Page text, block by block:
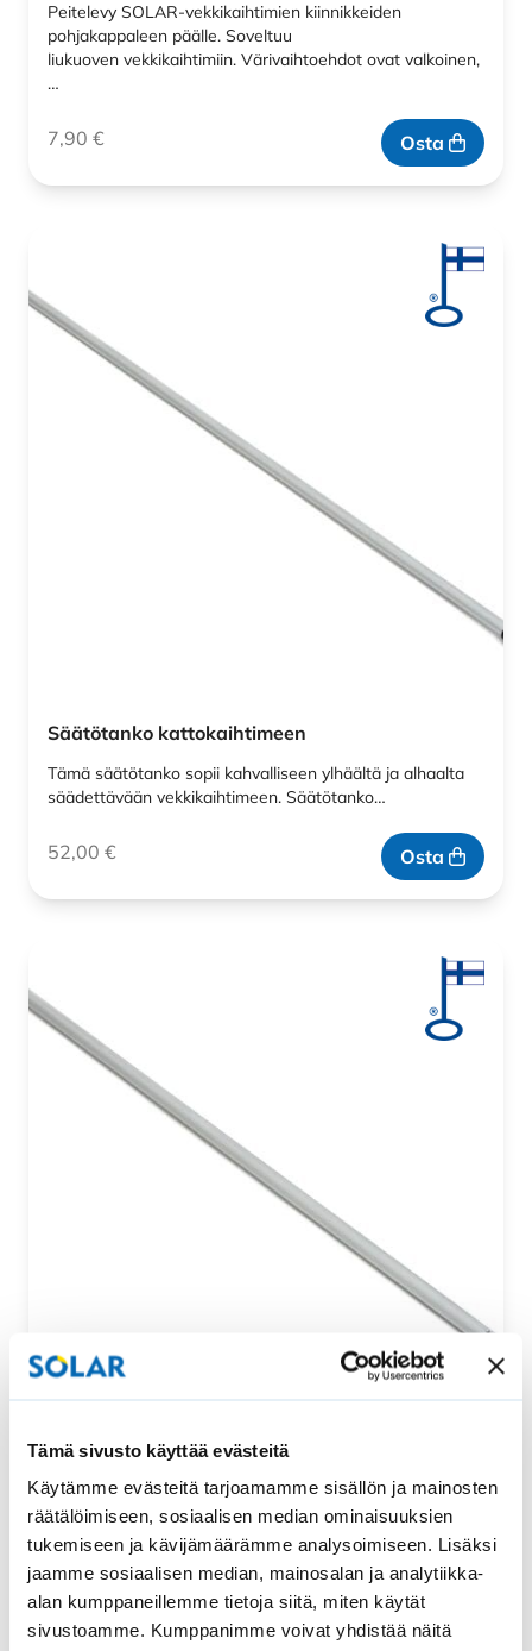
Tämä sivusto käyttää evästeitä
Käytämme evästeitä tarjoamamme sisällön ja mainosten
räätälöimiseen, sosiaalisen median ominaisuuksien
tukemiseen ja kävijämäärämme analysoimiseen. Lisäksi
jaamme sosiaalisen median, mainosalan ja analytiikka-
alan kumppaneillemme tietoja siitä, miten käytät
sivustoamme. Kumppanimme voivat yhdistää näitä
Peitelevy SOLAR-vekkikaihtimien kiinnikkeiden
pohjakappaleen päälle. Soveltuu
liukuoven vekkikaihtimiin. Värivaihtoehdot ovat valkoinen,
…
7,90 € Osta
Säätötanko kattokaihtimeen
Tämä säätötanko sopii kahvalliseen ylhäältä ja alhaalta
säädettävään vekkikaihtimeen. Säätötanko…
52,00 € Osta
Säätötanko ylhäältä ja alhaalta säädettävään
vekkikaihtimeen
Tämä säätötanko sopii uralliseen ylhäältä ja alhaalta
säädettävään vekkikaihtimeen. Säätötangon pituus…
52,00€ Osta